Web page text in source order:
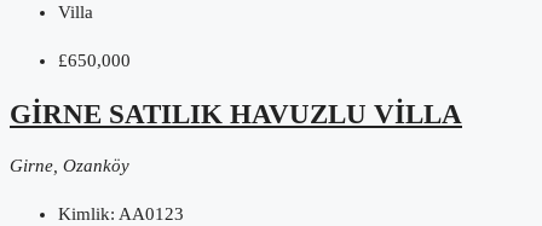
Villa
£650,000
GIRNE SATILIK HAVUZLU VILLA
Girne, Ozanköy
Kimlik: AA0123